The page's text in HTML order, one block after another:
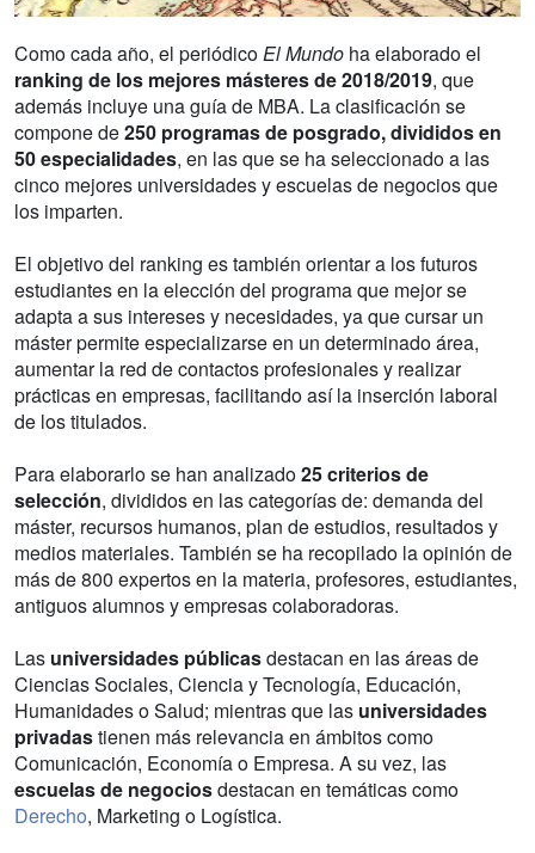
Como cada año, el periódicoEl Mundo ha elaborado el
ranking de los mejores másteres de 2018/2019, que
además incluye una guía de MBA. La clasificación se
compone de250 programas de posgrado, divididos en
50 especialidades, en las que se ha seleccionado a las
cinco mejores universidades y escuelas de negocios que
los imparten.
El objetivo del ranking es también orientar a los futuros
estudiantes en la elección del programa que mejor se
adapta a sus intereses y necesidades, ya que cursar un
máster permite especializarse en un determinado área,
aumentar la red de contactos profesionales y realizar
prácticas en empresas, facilitando así la inserción laboral
de los titulados.
Para elaborarlo se han analizado25 criterios de
selección, divididos en las categorías de: demanda del
máster, recursos humanos, plan de estudios, resultados y
medios materiales. También se ha recopilado la opinión de
más de 800 expertos en la materia, profesores, estudiantes,
antiguos alumnos y empresas colaboradoras.
Las universidades públicasdestacan en las áreas de
Ciencias Sociales, Ciencia y Tecnología, Educación,
Humanidades o Salud; mientras que las universidades
privadastienen más relevancia en ámbitos como
Comunicación, Economía o Empresa. A su vez, las
escuelas de negociosdestacan en temáticas como
Derecho, Marketing o Logística.